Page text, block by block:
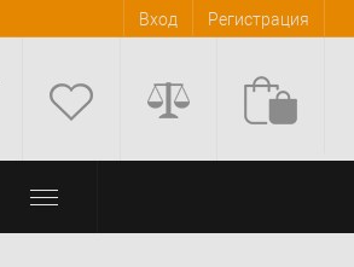
Вход Регистрация